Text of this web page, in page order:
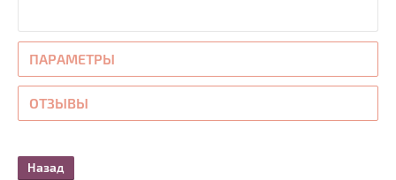
ПАРАМЕТРЫ
ОТЗЫВЫ
Назад